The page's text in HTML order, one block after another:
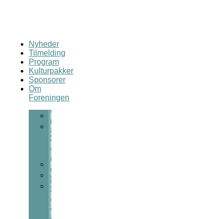
Nyheder
Tilmelding
Program
Kulturpakker
Sponsorer
Om
Foreningen
Kontakt
Om
Sct
Michaels
Nat
Bestyrelsen
Vedtægter
Sct
Michaels
Nats
Kulturpris